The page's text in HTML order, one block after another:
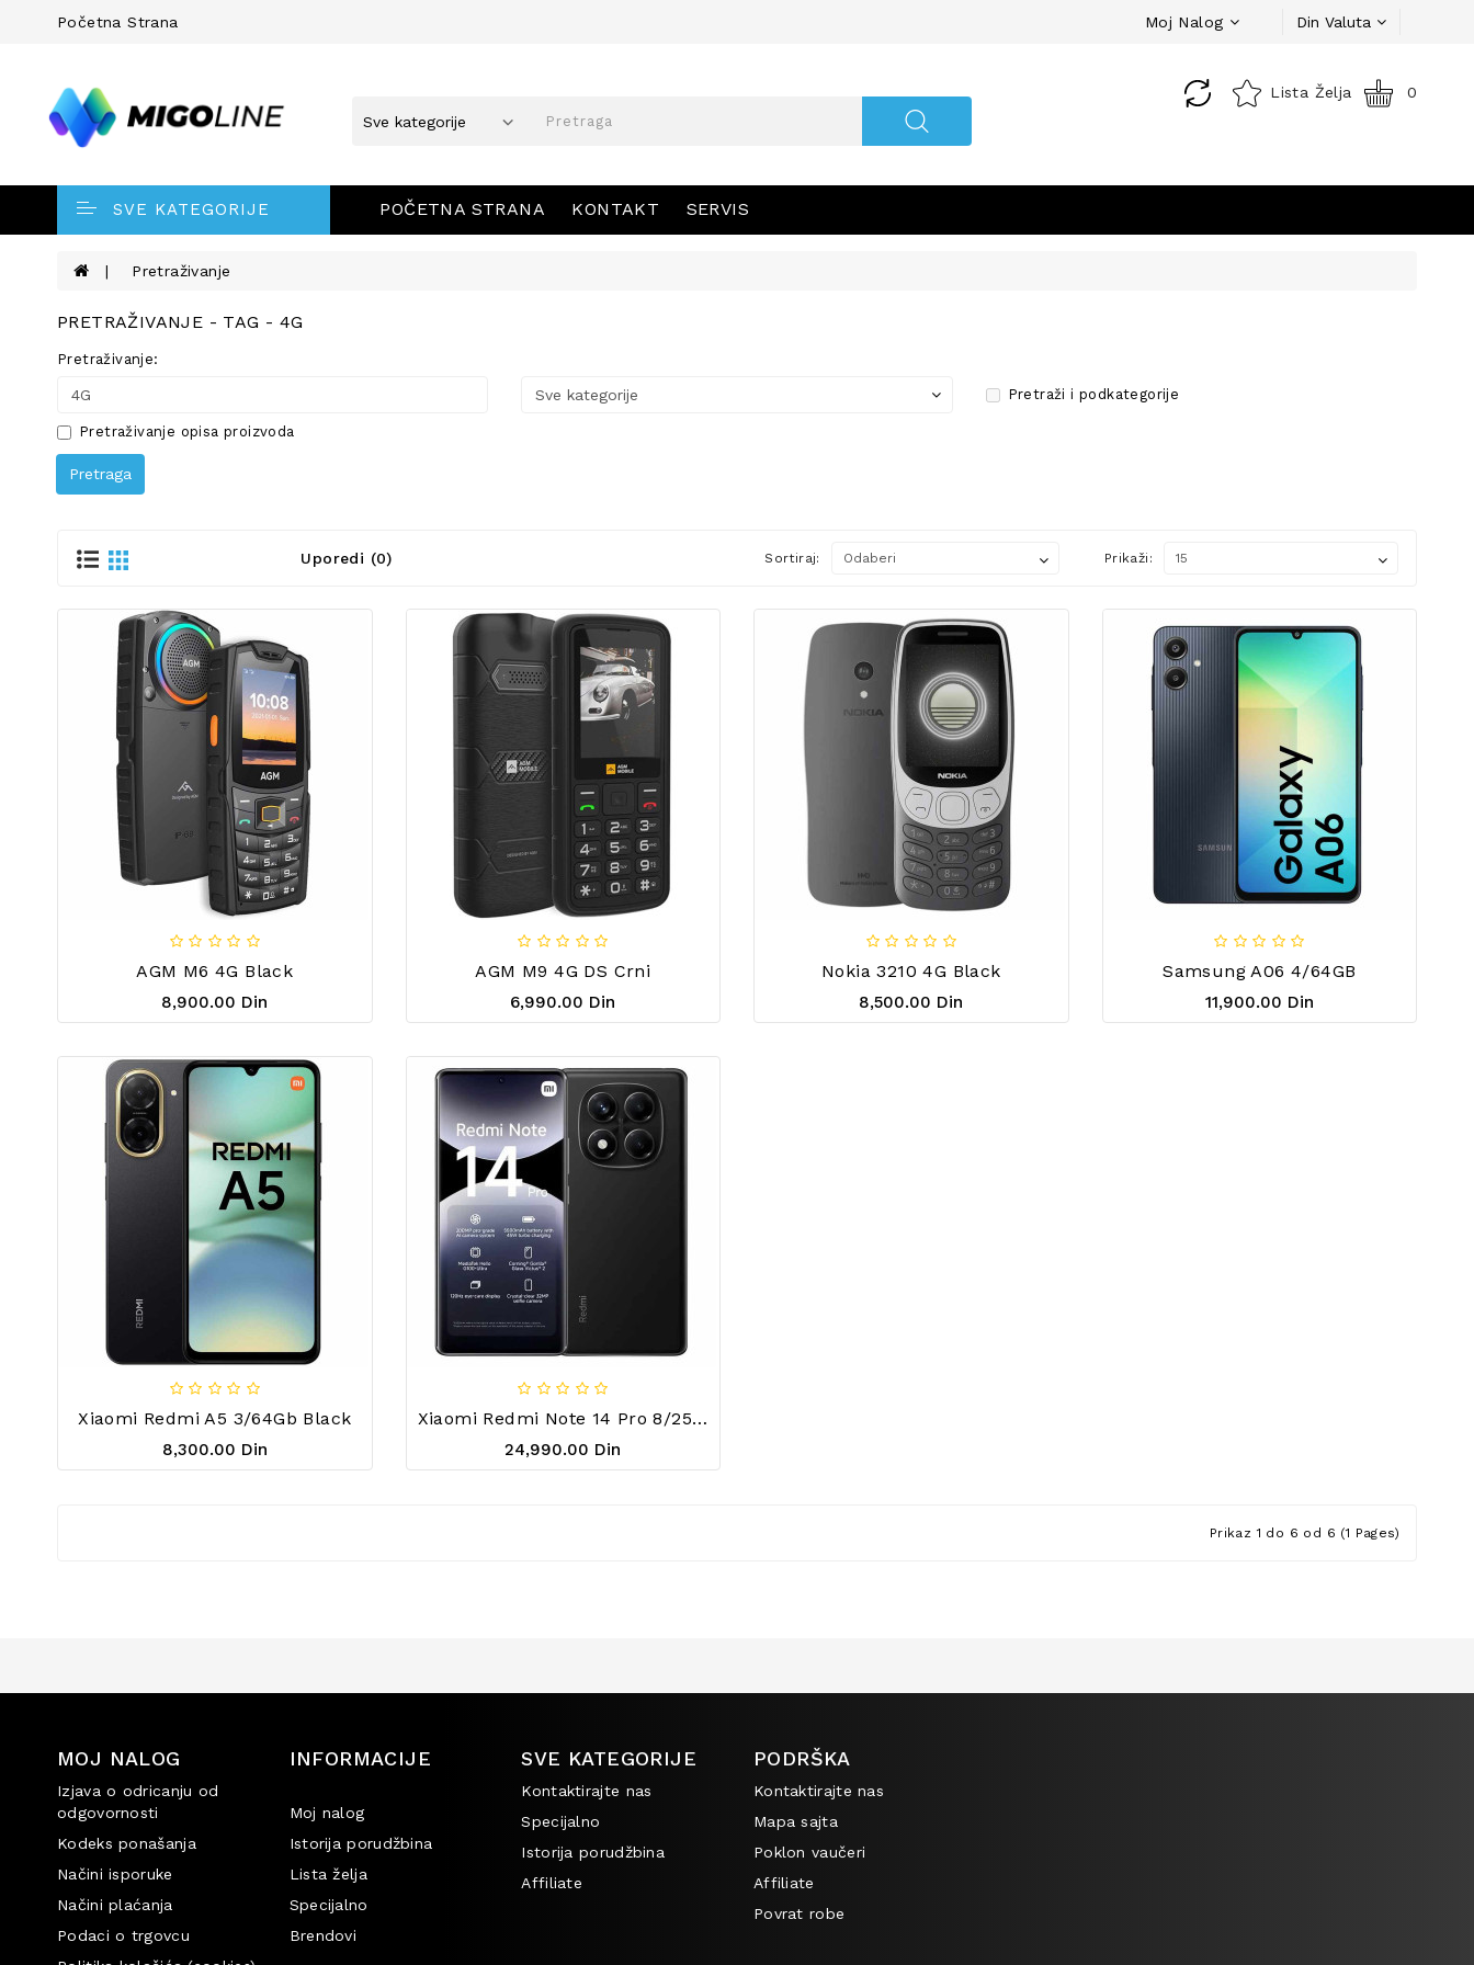
Početna Strana Moj Nalog Din Valuta
Lista Želja 0
SVE KATEGORIJE POČETNA STRANA KONTAKT SERVIS
Pretraživanje
PRETRAŽIVANJE - TAG - 4G
Pretraživanje:
Pretraži i podkategorije
Pretraživanje opisa proizvoda
Uporedi (0) Sortiraj: Prikaži:
AGM M6 4G Black
8,900.00 Din
AGM M9 4G DS Crni
6,990.00 Din
Nokia 3210 4G Black
8,500.00 Din
Samsung A06 4/64GB
11,900.00 Din
Xiaomi Redmi A5 3/64Gb Black
8,300.00 Din
Xiaomi Redmi Note 14 Pro 8/256Gb Black
24,990.00 Din
Prikaz 1 do 6 od 6 (1 Pages)
MOJ NALOG
Izjava o odricanju od
odgovornosti
Kodeks ponašanja
Načini isporuke
Načini plaćanja
Podaci o trgovcu
INFORMACIJE
Moj nalog
Istorija porudžbina
Lista želja
Specijalno
Brendovi
SVE KATEGORIJE
Kontaktirajte nas
Specijalno
Istorija porudžbina
Affiliate
PODRŠKA
Kontaktirajte nas
Mapa sajta
Poklon vaučeri
Affiliate
Povrat robe